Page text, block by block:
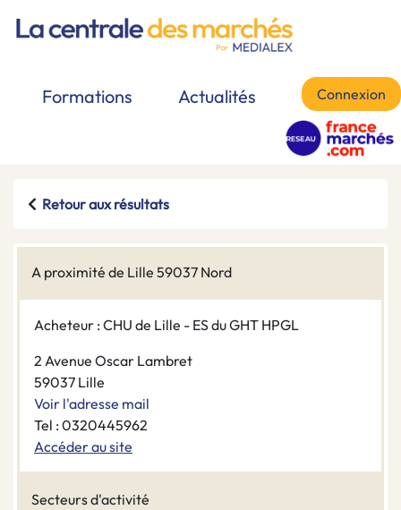
Formations Actualités Connexion
Retour aux résultats
A proximité de Lille 59037 Nord
Acheteur : CHU de Lille - ES du GHT HPGL
2 Avenue Oscar Lambret
59037 Lille
Voir l'adresse mail
Tel : 0320445962
Accéder au site
Secteurs d'activité